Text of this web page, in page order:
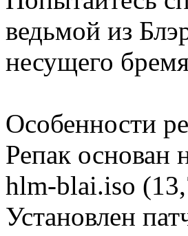
ведьмой из
несущего
Особенности
Репак
hlm-blai.iso
Установлен